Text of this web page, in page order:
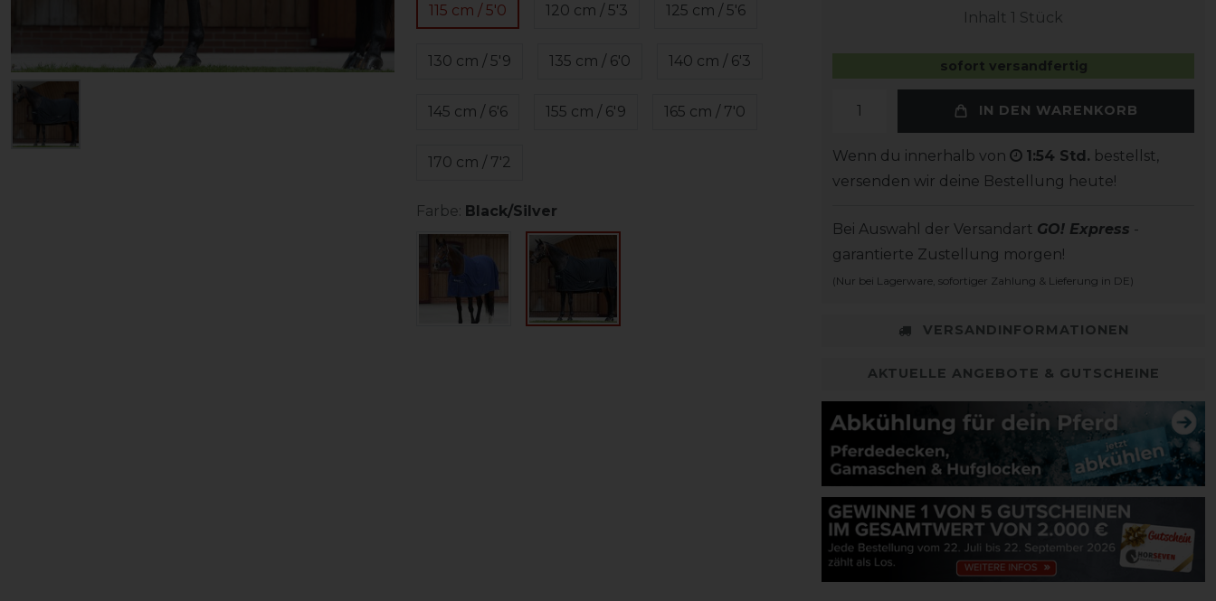
115 cm / 5'0 120 cm / 5'3 125 cm / 5'6
130 cm / 5'9 135 cm / 6'0 140 cm / 6'3
145 cm / 6'6 155 cm / 6'9 165 cm / 7'0
170 cm / 7'2
Farbe: Black/Silver
Inhalt 1 Stück
sofort versandfertig
IN DEN WARENKORB
Wenn du innerhalb von 1:54 Std. bestellst,
versenden wir deine Bestellung heute!
Bei Auswahl der Versandart GO! Express -
garantierte Zustellung morgen!
(Nur bei Lagerware, sofortiger Zahlung & Lieferung in DE)
VERSANDINFORMATIONEN
AKTUELLE ANGEBOTE & GUTSCHEINE